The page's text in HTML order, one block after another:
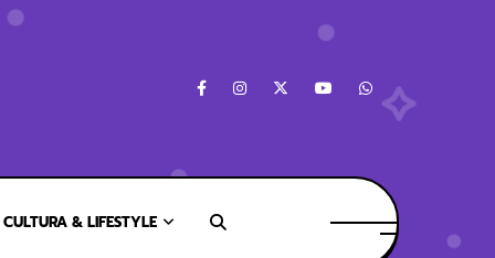
CULTURA & LIFESTYLE